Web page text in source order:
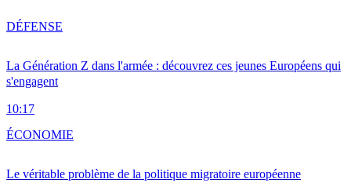
La Génération Z dans l'armée : découvrez ces jeunes Européens qui
s'engagent
10:17
DÉFENSE
Le véritable problème de la politique migratoire européenne
ÉCONOMIE